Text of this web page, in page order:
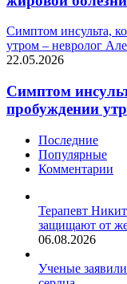
Симптом инсульта,
утром – невролог
22.05.2026
Симптом
пробуждении
Последние
Популярные
Комментарии
Терапевт
защищают от
06.08.2026
Ученые